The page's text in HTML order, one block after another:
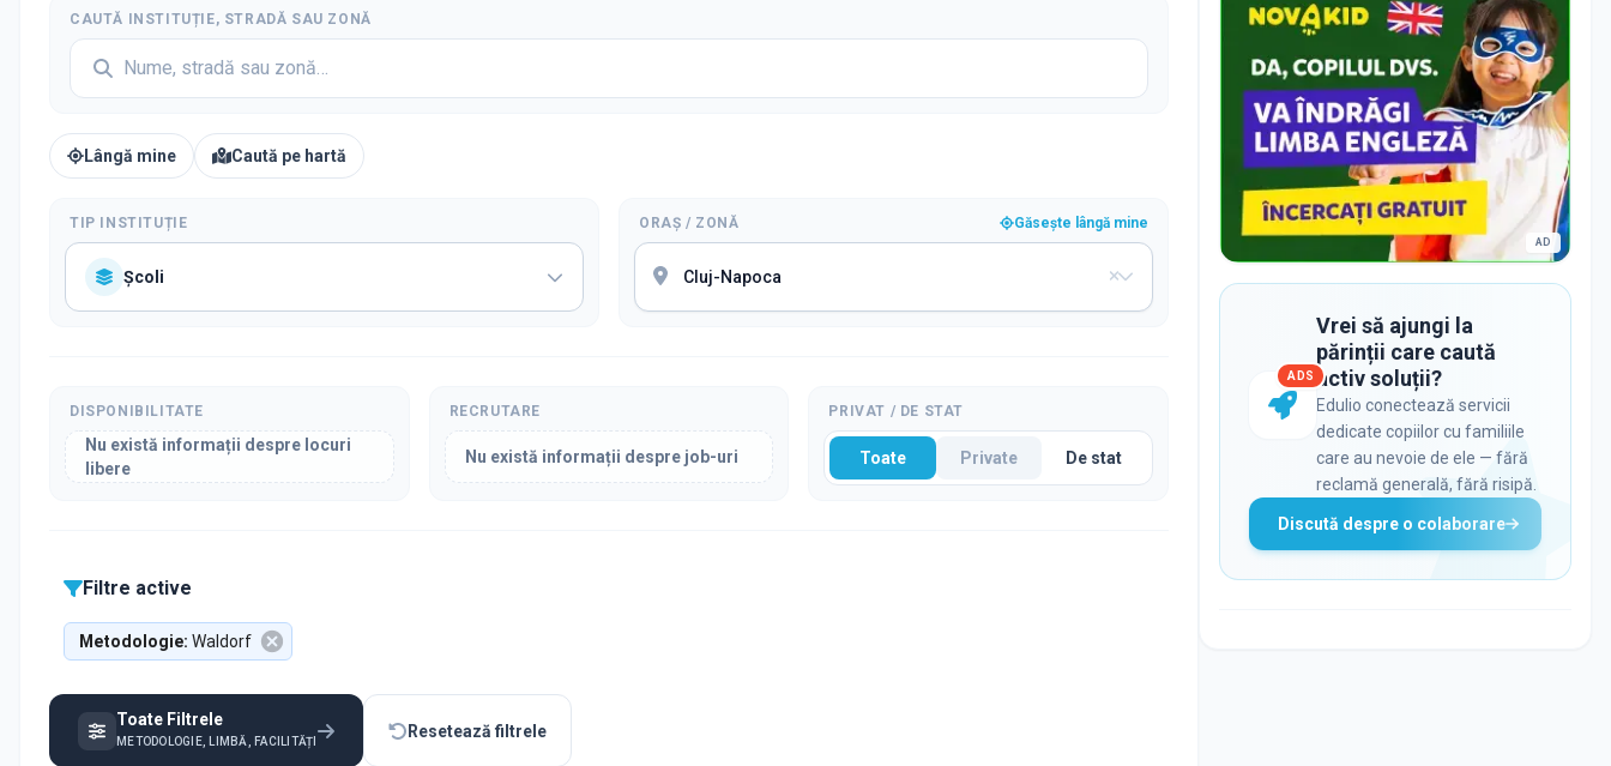
CAUTĂ INSTITUȚIE, STRADĂ SAU ZONĂ
Lângă mine Caută pe hartă
TIP INSTITUȚIE
Școli
ORAȘ / ZONĂ Găsește lângă mine
DISPONIBILITATE
Nu există informații despre locuri
libere
RECRUTARE
Nu există informații despre job-uri
PRIVAT / DE STAT
Toate Private De stat
Filtre active
Metodologie: Waldorf
Toate Filtrele
METODOLOGIE, LIMBĂ, FACILITĂȚI
Resetează filtrele
AD
ADS
Vrei să ajungi la
părinții care caută
activ soluții?
Edulio conectează servicii
dedicate copiilor cu familiile
care au nevoie de ele — fără
reclamă generală, fără risipă.
Discută despre o colaborare